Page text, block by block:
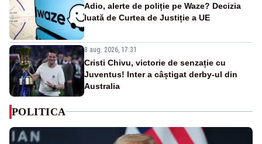
Adio, alerte de poliție pe Waze? Decizia
luată de Curtea de Justiție a UE
8 aug. 2026, 17:31
Cristi Chivu, victorie de senzație cu
Juventus! Inter a câștigat derby-ul din
Australia
POLITICA